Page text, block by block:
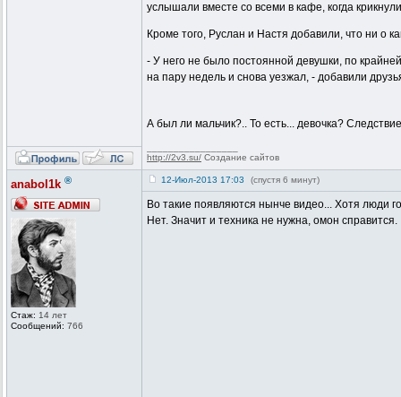
услышали вместе со всеми в кафе, когда
Кроме того, Руслан и Настя добавили, что ни о
- У него не было постоянной девушки, по
на пару недель и снова уезжал, - добавили
А был ли мальчик?.. То есть... девочка?
http://2v3.su/ Создание сайтов
anabol1k ®
Стаж: 14 лет
Сообщений: 766
12-Июл-2013 17:03 (спустя 6 минут)
Во такие появляются нынче видео... Хотя люди
Нет. Значит и техника не нужна, омон справится.